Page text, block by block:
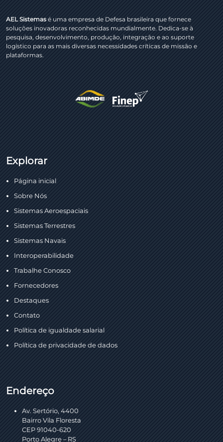
AEL Sistemasé uma empresa de Defesa brasileira que fornece
soluções inovadoras reconhecidas mundialmente. Dedica-se à
pesquisa, desenvolvimento, produção, integração e ao suporte
logístico para as mais diversas necessidades críticas de missão e
plataformas.
Explorar
Página inicial
Sobre Nós
Sistemas Aeroespaciais
Sistemas Terrestres
Sistemas Navais
Interoperabilidade
Trabalhe Conosco
Fornecedores
Destaques
Contato
Política de igualdade salarial
Política de privacidade de dados
Endereço
Av. Sertório, 4400
Bairro Vila Floresta
CEP 91040-620
Porto Alegre – RS